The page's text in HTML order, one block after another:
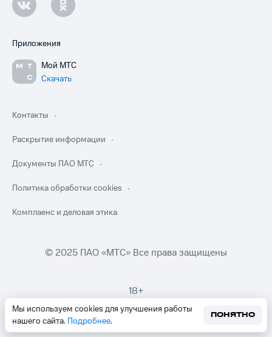
Мы используем cookies для улучшения работы
нашего сайта. Подробнее.
ПОНЯТНО
Приложения
Мой МТС
Скачать
Контакты
Раскрытие информации
Документы ПАО МТС
Политика обработки cookies
Комплаенс и деловая этика
© 2025 ПАО «МТС» Все права защищены
18+